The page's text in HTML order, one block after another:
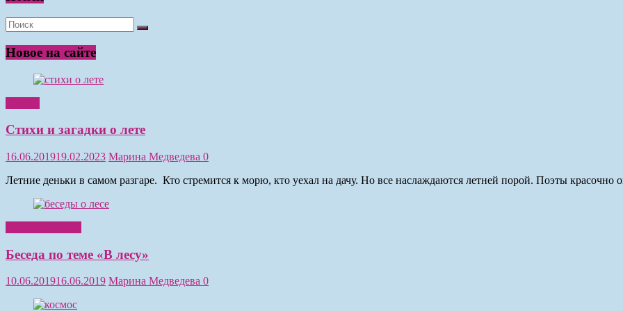
Новое на сайте
Стихи и загадки о лете
16.06.201919.02.2023 Марина Медведева 0
Летние деньки в самом разгаре. Кто стремится к морю, кто уехал на дачу. Но все наслаждаются летней порой. Поэты красочно
Беседа по теме «В лесу»
10.06.201916.06.2019 Марина Медведева 0